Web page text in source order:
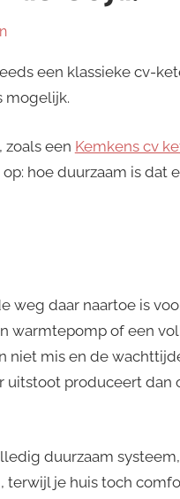
een klassieke cv-
mogelijk.
een Kemkens cv
hoe duurzaam is dat
weg daar naartoe is
warmtepomp of een
niet mis en de
uitstoot produceert dan
duurzaam
je huis toch